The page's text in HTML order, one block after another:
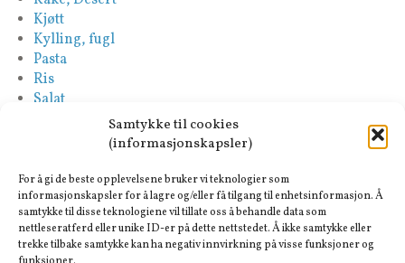
Samtykke til cookies
(informasjonskapsler)
For å gi de beste opplevelsene bruker vi teknologier som
informasjonskapsler for å lagre og/eller få tilgang til enhetsinformasjon. Å
samtykke til disse teknologiene vil tillate oss å behandle data som
nettleseratferd eller unike ID-er på dette nettstedet. Å ikke samtykke eller
trekke tilbake samtykke kan ha negativ innvirkning på visse funksjoner og
Kjøtt
Kylling, fugl
Pasta
Ris
Salat
Suppe
Tapas-Mezze
Tyrkisk
Vegan
Vegetar